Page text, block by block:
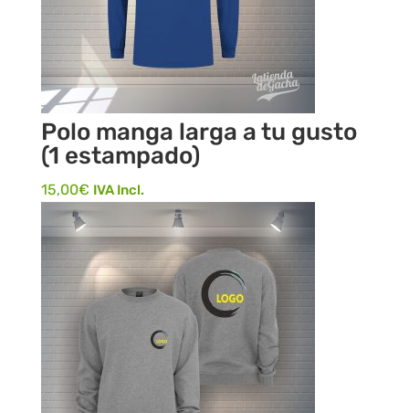
Polo manga larga a tu gusto
(1 estampado)
15,00€ IVA Incl.